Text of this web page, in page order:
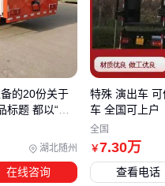
湖北随州
的20份关于
标题 都以“水
在线咨询
￥7.30万
特殊 演出车
车 全国可上户
全国
查看电话